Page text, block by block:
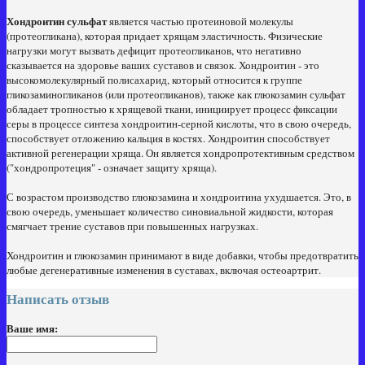
Хондроитин сульфатявляется частью протеиновой молекулы
(протеогликана), которая придает хрящам эластичность. Физические
нагрузки могут вызвать дефицит протеогликанов, что негативно
сказывается на здоровье ваших суставов и связок. Хондроитин - это
высокомолекулярный полисахарид, который относится к группе
гликозаминогликанов (или протеогликанов), также как глюкозамин сульфат
обладает тропностью к хрящевой ткани, инициирует процесс фиксации
серы в процессе синтеза хондроитин-серной кислоты, что в свою очередь,
способствует отложению кальция в костях. Хондроитин способствует
активной регенерации хряща. Он является хондропротективным средством
("хондропротеция" - означает защиту хряща).
С возрастом производство глюкозамина и хондроитина ухудшается. Это, в
свою очередь, уменьшает количество синовиальной жидкости, которая
смягчает трение суставов при повышенных нагрузках.
Хондроитин и глюкозамин принимают в виде добавки, чтобы предотвратить
любые дегенеративные изменения в суставах, включая остеоартрит.
Написать отзыв
Ваше имя: